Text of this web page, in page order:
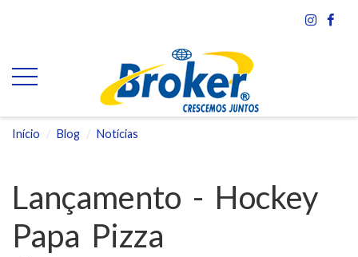
Início Blog Notícias
Lançamento - Hockey
Papa Pizza